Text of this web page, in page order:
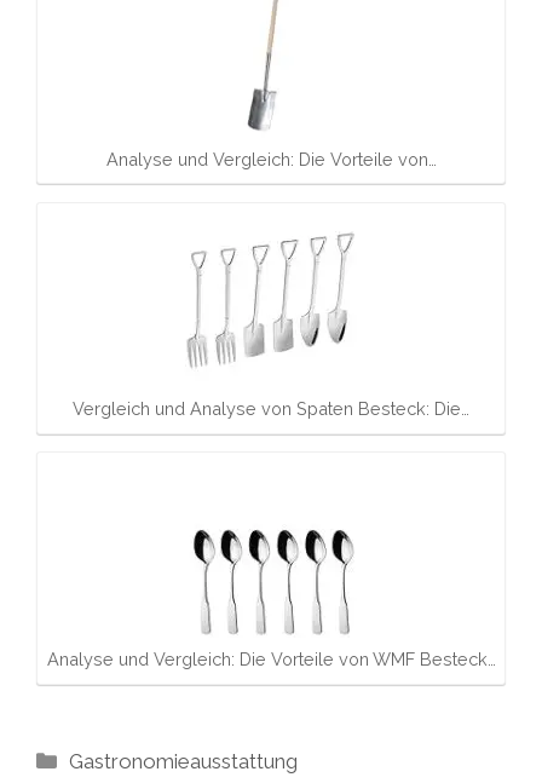
Analyse und Vergleich: Die Vorteile von…
Vergleich und Analyse von Spaten Besteck: Die…
Analyse und Vergleich: Die Vorteile von WMF Besteck…
Kategorien
Gastronomieausstattung